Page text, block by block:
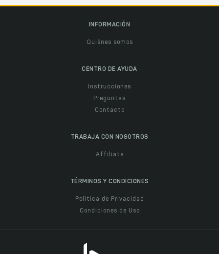
INFORMACIÓN
Quiénes somos
CENTRO DE AYUDA
Instrucciones
Preguntas
Contacto
TRABAJA CON NOSOTROS
Affiliate
TÉRMINOS Y CONDICIONES
Política de Privacidad
Condiciones de Uso